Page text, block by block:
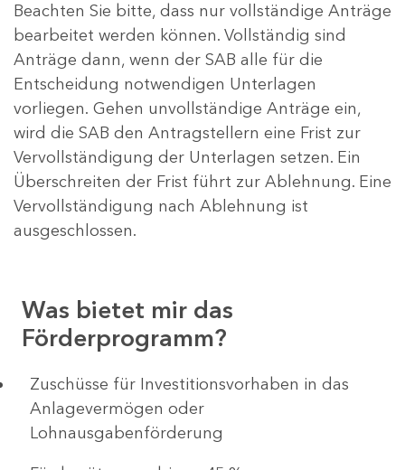
Beachten Sie bitte, dass nur vollständige Anträge
bearbeitet werden können. Vollständig sind
Anträge dann, wenn der SAB alle für die
Entscheidung notwendigen Unterlagen
vorliegen. Gehen unvollständige Anträge ein,
wird die SAB den Antragstellern eine Frist zur
Vervollständigung der Unterlagen setzen. Ein
Überschreiten der Frist führt zur Ablehnung. Eine
Vervollständigung nach Ablehnung ist
ausgeschlossen.
Was bietet mir das
Förderprogramm?
​​​​​​Zuschüsse für Investitionsvorhaben in das
Anlagevermögen oder
Lohnausgabenförderung